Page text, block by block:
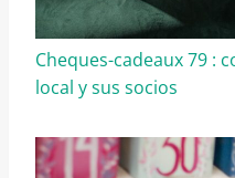
Cheques-cadeaux 79 :
local y sus socios